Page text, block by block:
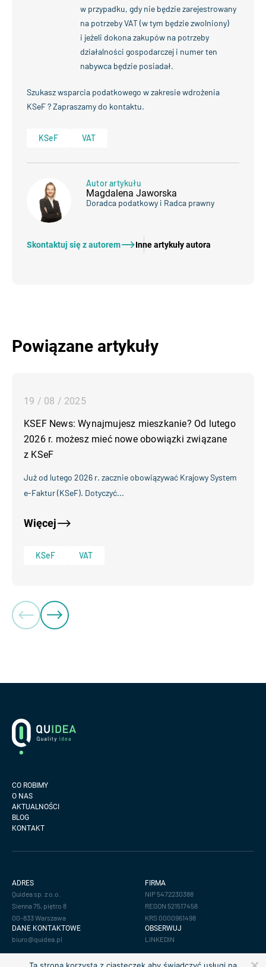
w przypadku, gdy nie będzie zarejestrowany
na potrzeby VAT (w tym będzie zwolniony)
i jeżeli dokona zakupów na potrzeby
działalności gospodarczej i numer ten
nabywca będzie posiadał.
Szukasz wsparcia podatkowego w zakresie wdrożenia
KSeF ? Zapraszamy do kontaktu.
KSeF VAT
Autor artykułu
Magdalena Jaworska
Doradca podatkowy i Radca prawny
Skontaktuj się z autorem Inne artykuły autora
Powiązane artykuły
19 / 08 / 2025
KSEF News: Wynajmujesz mieszkanie? Od lutego
2026 r. możesz mieć nowe obowiązki związane
z KSeF
Już od lutego 2026 r. zacznie obowiązywać Krajowy System
e-Faktur (KSeF). Dotyczyć...
Więcej
KSeF VAT
Footer
CO ROBIMY
O NAS
AKTUALNOŚCI
BLOG
KONTAKT
ADRES
Quidea sp. z o.o.
Sienna 75, piętro 8
00-833 Warszawa
FIRMA
NIP 5472230388
REGON 521517458
KRS 0000961498
DANE KONTAKTOWE
biuro@quidea.pl
OBSERWUJ
LINKEDIN